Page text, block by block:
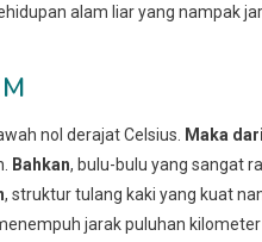
alam liar yang nampak
nol derajat Celsius. Maka
Bahkan, bulu-bulu yang sangat
, struktur tulang kaki yang kuat
jarak puluhan